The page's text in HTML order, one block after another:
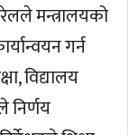
मन्त्रालयको
गर्न
विद्यालय
निर्णय